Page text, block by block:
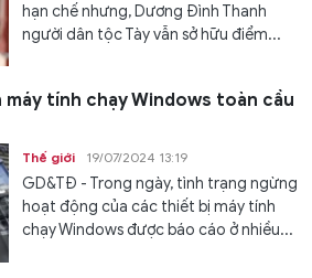
hạn chế nhưng, Dương Đình Thanh
người dân tộc Tày vẫn sở hữu điểm...
máy tính chạy Windows toàn cầu
Thế giới 19/07/2024 13:19
GD&TĐ - Trong ngày, tình trạng ngừng
hoạt động của các thiết bị máy tính
chạy Windows được báo cáo ở nhiều...